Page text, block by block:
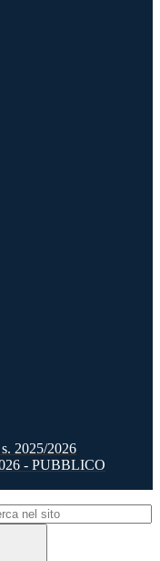
2025/2026
- PUBBLICO